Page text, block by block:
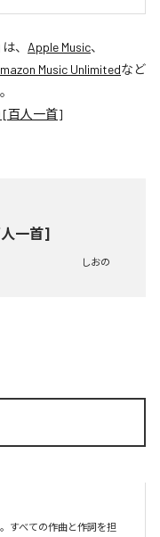
は、 Apple Music、
Music Unlimitedなど
[百人一首]
一首]
しおの
すべての作曲と作詞を担